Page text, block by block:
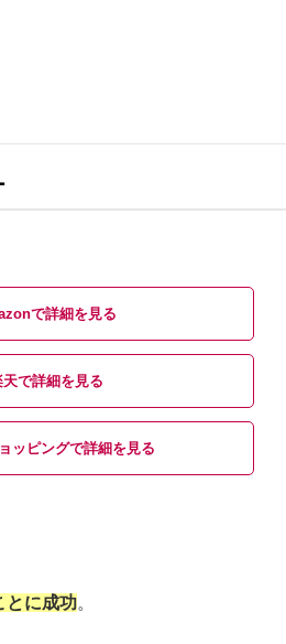
天
ッピング
とに成功。